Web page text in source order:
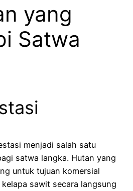
yang
Satwa
menjadi salah satu
satwa langka. Hutan yang
untuk tujuan komersial
sawit secara langsung